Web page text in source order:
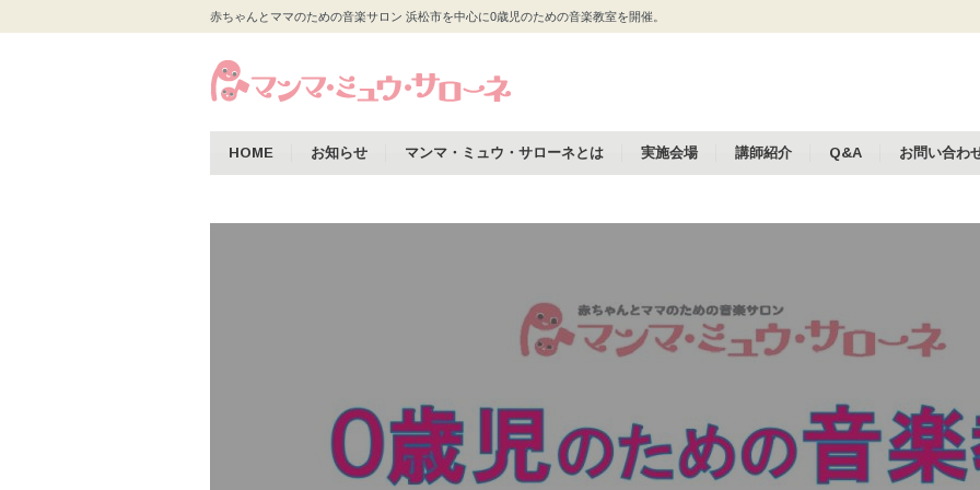
赤ちゃんとママのための音楽サロン 浜松市を中心に0歳児のための音楽教室を開催。
HOME お知らせ マンマ・ミュウ・サローネとは 実施会場 講師紹介 Q&A お問い合わ